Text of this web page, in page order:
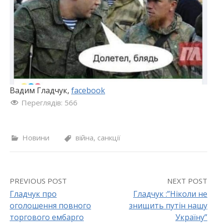
Вадим Гладчук, facebook
Переглядів: 566
Новини війна, санкції
P
PREVIOUS POST
Гладчук про
оголошення повного
торгового ембарго
NEXT POST
Гладчук :”Ніколи не
знищить путін нашу
Україну”